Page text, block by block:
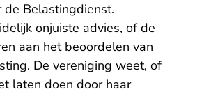
de Belastingdienst.
onjuiste advies, of de
aan het beoordelen van
De vereniging weet, of
laten doen door haar